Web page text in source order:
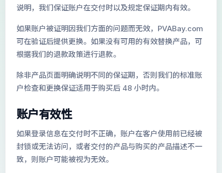
说明，我们保证账户在交付时以及规定保证期内有效。
如果账户被证明因我们方面的问题而无效，PVABay.com
可在验证后提供更换。如果没有可用的有效替换产品，可
根据我们的退款政策进行退款。
除非产品页面明确说明不同的保证期，否则我们的标准账
户检查和更换保证适用于购买后 48 小时内。
账户有效性
如果登录信息在交付时不正确，账户在客户使用前已经被
封锁或无法访问，或者交付的产品与购买的产品描述不一
致，则账户可能被视为无效。